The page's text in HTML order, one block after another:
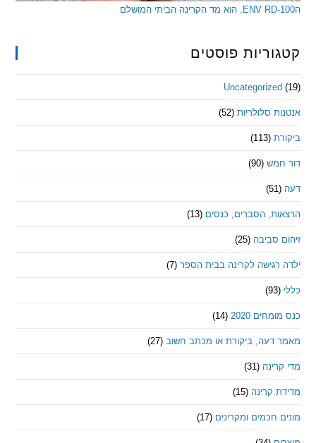
פוסטים
סלולריות (52)
(90)
הסברים, כנסים (13)
סביבה (25)
לקרינה בבית הספר (7)
2020
(14)
ביקורת או מכתב חשוב (27)
(31)
קרינה (15)
חכמים ומקרינים (17)